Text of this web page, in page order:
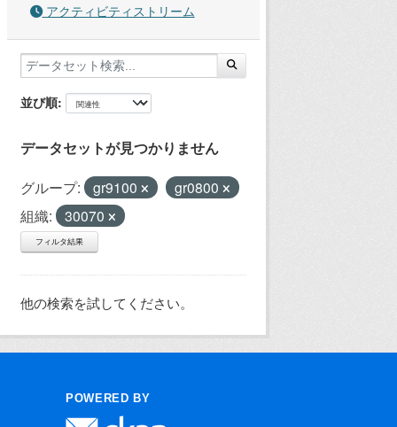
アクティビティストリーム
並び順
データセットが見つかりません
グループ: gr9100
gr0800
組織:
30070
フィルタ結果
他の検索を試してください。
POWERED BY